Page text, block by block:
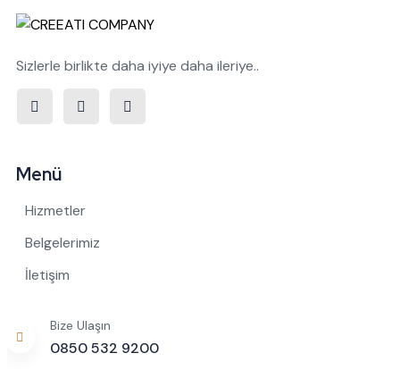
Sizlerle birlikte daha iyiye daha ileriye..
Menü
Hizmetler
Belgelerimiz
İletişim
Bize Ulaşın
0850 532 9200